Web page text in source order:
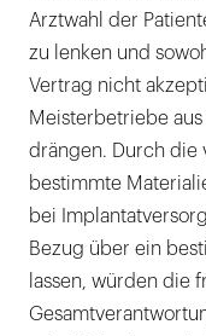
Arztwahl der
zu lenken und
Vertrag nicht
Meisterbetriebe
drängen. Durch die
bestimmte
bei
Bezug über ein
lassen, würden die